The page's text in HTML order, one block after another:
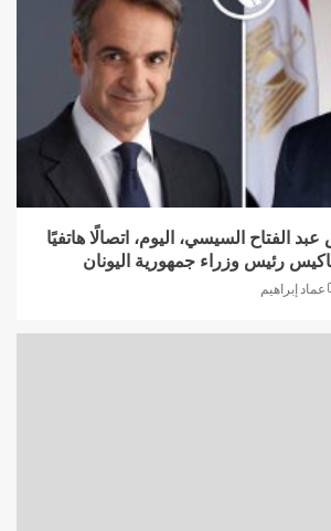
الفتاح السيسي، اليوم، اتصالًا هاتفيًا
رئيس وزراء جمهورية اليونان
عماد إبراهيم